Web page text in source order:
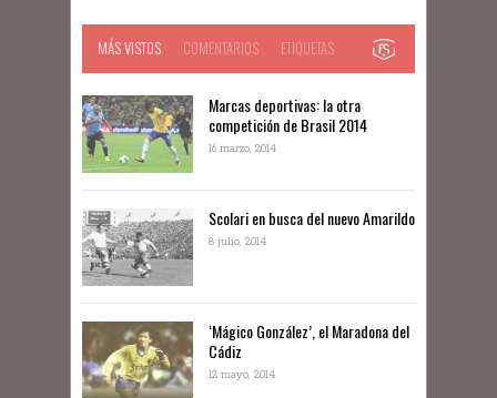
MÁS VISTOS COMENTARIOS ETIQUETAS
Marcas deportivas: la otra
competición de Brasil 2014
16 marzo, 2014
Scolari en busca del nuevo Amarildo
8 julio, 2014
‘Mágico González’, el Maradona del
Cádiz
12 mayo, 2014